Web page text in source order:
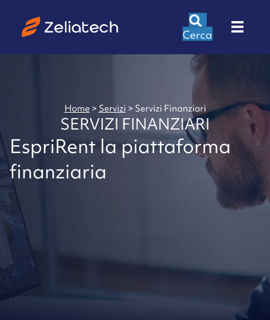
Cerca
Home > Servizi > Servizi Finanziari
SERVIZI FINANZIARI
EspriRent la piattaforma
finanziaria